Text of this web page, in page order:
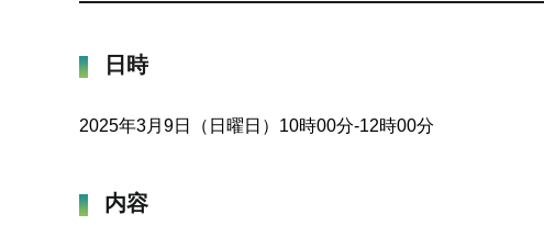
日時
2025年3月9日（日曜日）10時00分-12時00分
内容